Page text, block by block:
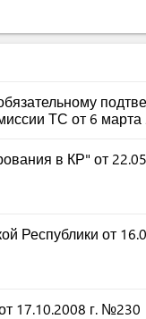
ТС от 6
в КР" от
Республики от
17.10.2008 г. №230